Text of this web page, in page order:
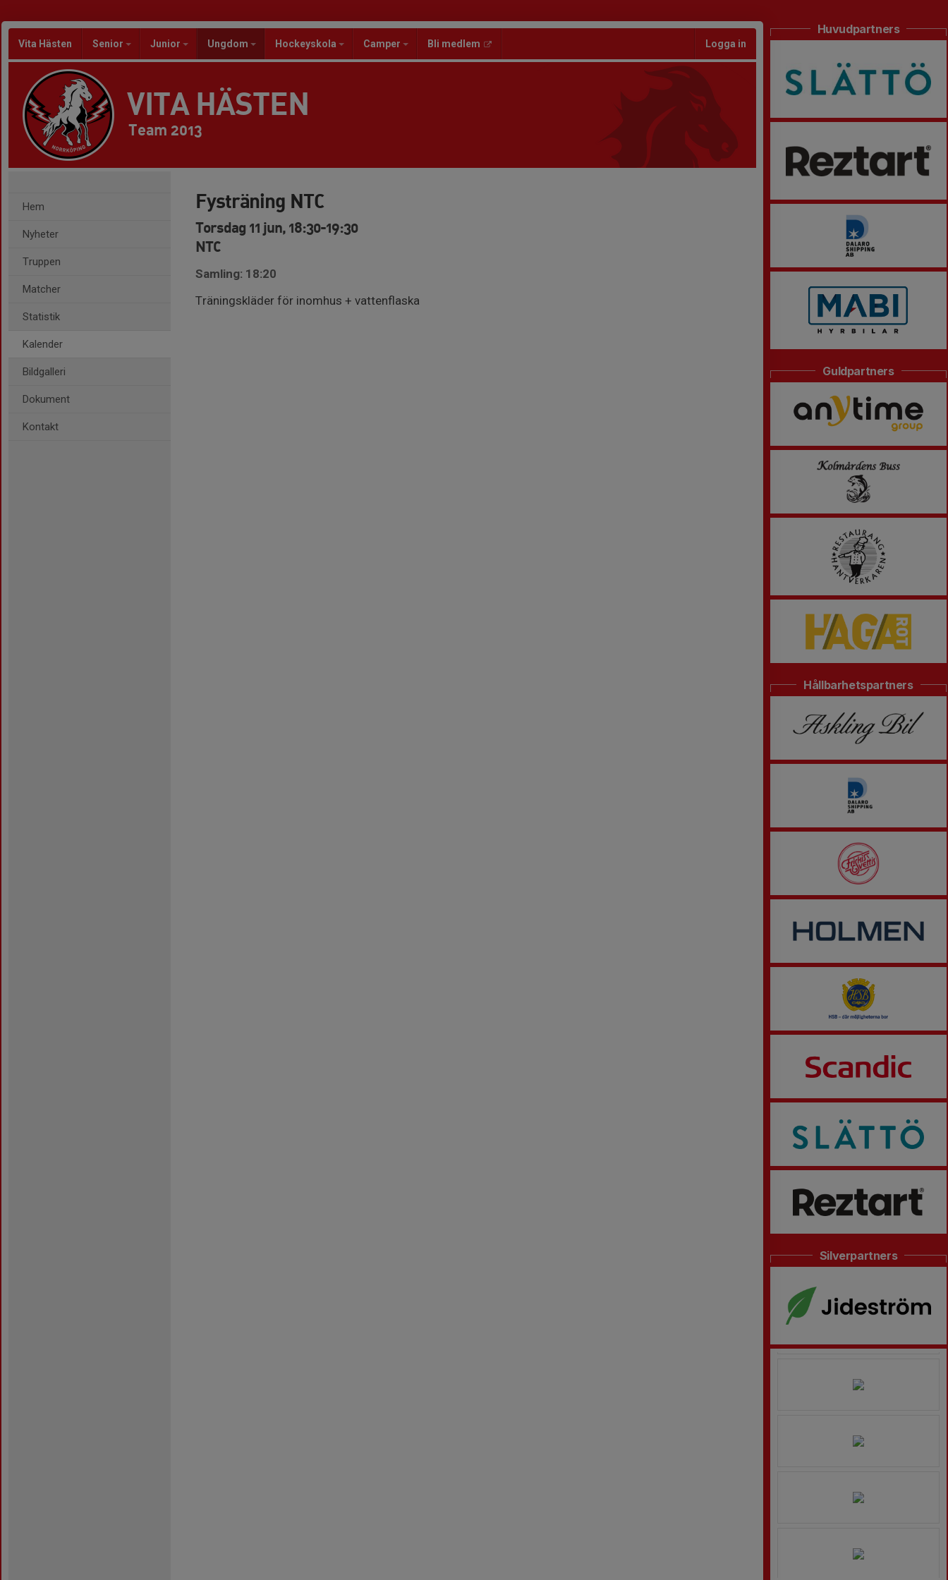
Vita Hästen Senior Junior Ungdom Hockeyskola Camper Bli medlem Logga in
VITA HÄSTEN
Team 2013
Hem
Nyheter
Truppen
Matcher
Statistik
Kalender
Bildgalleri
Dokument
Kontakt
Fysträning NTC
Torsdag 11 jun, 18:30-19:30
NTC
Samling: 18:20
Träningskläder för inomhus + vattenflaska
Huvudpartners
Guldpartners
Hållbarhetspartners
Silverpartners